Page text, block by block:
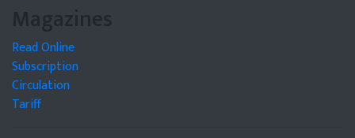
Magazines
Read Online
Subscription
Circulation
Tariff